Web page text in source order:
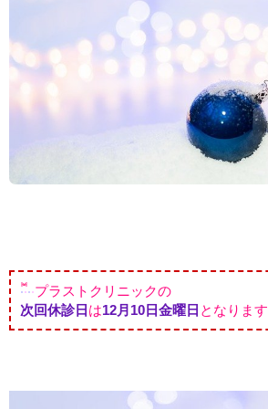
プラストクリニックの
次回休診日 は12月10 日金曜日 となります